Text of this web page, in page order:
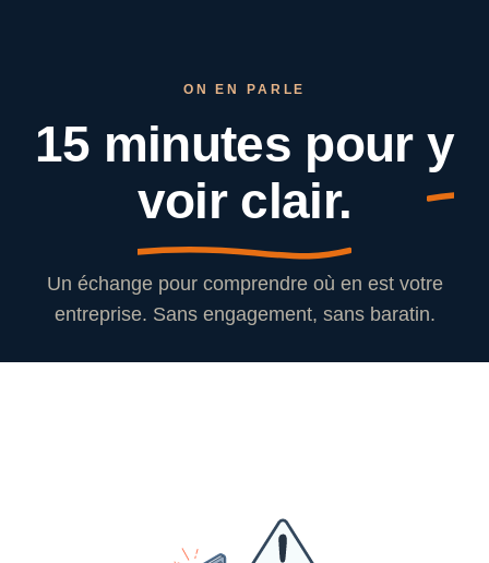
ON EN PARLE
15 minutes pour y
voir clair.
Un échange pour comprendre où en est votre
entreprise. Sans engagement, sans baratin.